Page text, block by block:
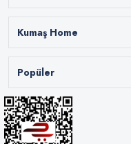
Kumaş Home
Popüler